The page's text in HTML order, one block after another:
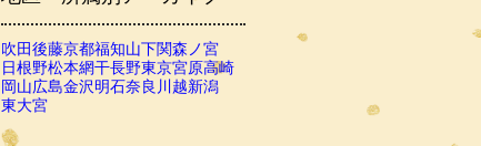
吹田後藤京都福知山下関森ノ宮
日根野松本網干長野東京宮原高崎
岡山広島金沢明石奈良 川越新潟
東大宮